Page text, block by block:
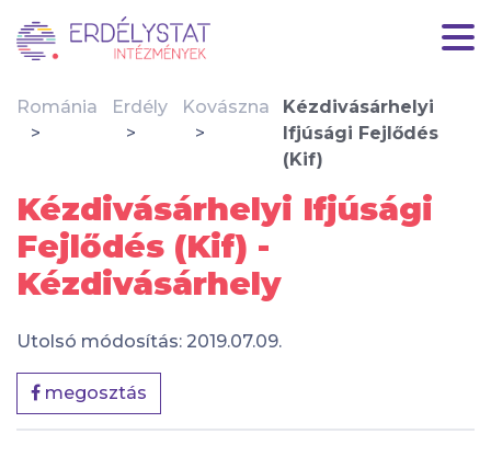
Románia Erdély Kovászna
Kézdivásárhelyi
Ifjúsági Fejlődés
(Kif)
Kézdivásárhelyi Ifjúsági
Fejlődés (Kif) -
Kézdivásárhely
Utolsó módosítás: 2019.07.09.
megosztás